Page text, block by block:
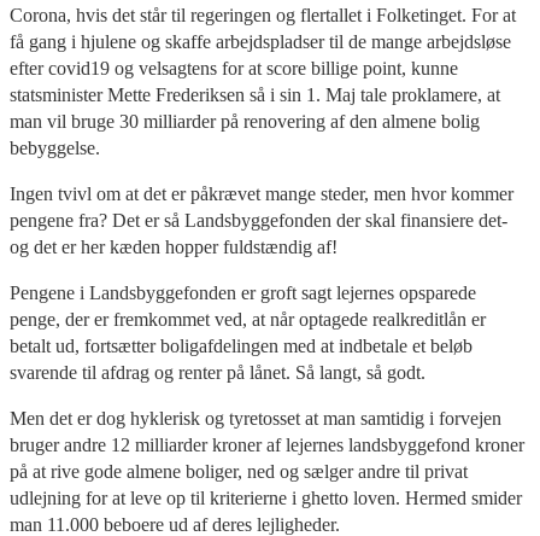
Corona, hvis det står til regeringen og flertallet i Folketinget. For at
få gang i hjulene og skaffe arbejdspladser til de mange arbejdsløse
efter covid19 og velsagtens for at score billige point, kunne
statsminister Mette Frederiksen så i sin 1. Maj tale proklamere, at
man vil bruge 30 milliarder på renovering af den almene bolig
bebyggelse.
Ingen tvivl om at det er påkrævet mange steder, men hvor kommer
pengene fra? Det er så Landsbyggefonden der skal finansiere det-
og det er her kæden hopper fuldstændig af!
Pengene i Landsbyggefonden er groft sagt lejernes opsparede
penge, der er fremkommet ved, at når optagede realkreditlån er
betalt ud, fortsætter boligafdelingen med at indbetale et beløb
svarende til afdrag og renter på lånet. Så langt, så godt.
Men det er dog hyklerisk og tyretosset at man samtidig i forvejen
bruger andre 12 milliarder kroner af lejernes landsbyggefond kroner
på at rive gode almene boliger, ned og sælger andre til privat
udlejning for at leve op til kriterierne i ghetto loven. Hermed smider
man 11.000 beboere ud af deres lejligheder.